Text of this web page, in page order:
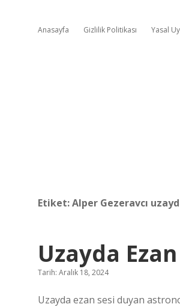
Anasayfa Gizlilik Politikası Yasal
Etiket:Alper Gezeravcı
Uzayda
Tarih: Aralık 18, 2024
Uzayda ezan sesi duyan